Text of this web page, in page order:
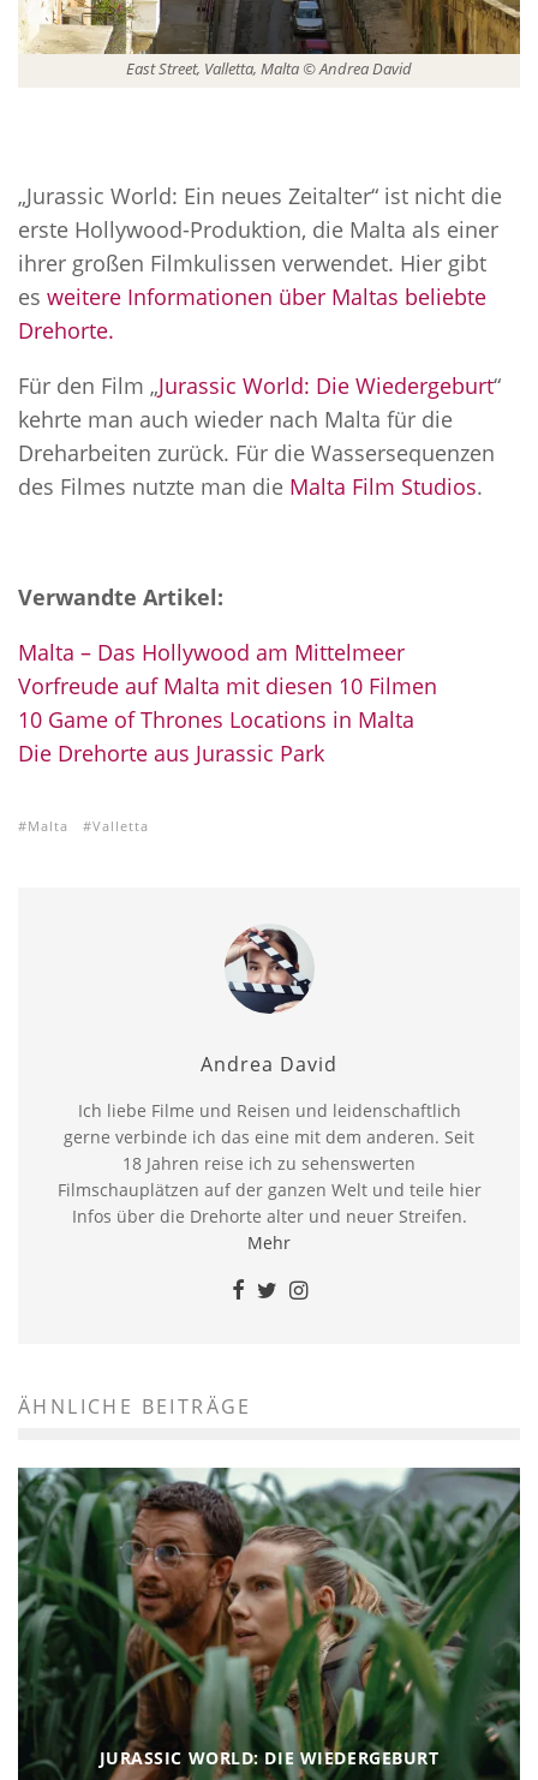
East Street, Valletta, Malta © Andrea David
„Jurassic World: Ein neues Zeitalter“ ist nicht die
erste Hollywood-Produktion, die Malta als einer
ihrer großen Filmkulissen verwendet. Hier gibt
es weitere Informationen über Maltas beliebte
Drehorte.
Für den Film „Jurassic World: Die Wiedergeburt“
kehrte man auch wieder nach Malta für die
Dreharbeiten zurück. Für die Wassersequenzen
des Filmes nutzte man die Malta Film Studios.
Verwandte Artikel:
Malta – Das Hollywood am Mittelmeer
Vorfreude auf Malta mit diesen 10 Filmen
10 Game of Thrones Locations in Malta
Die Drehorte aus Jurassic Park
Malta Valletta
Andrea David
Ich liebe Filme und Reisen und leidenschaftlich
gerne verbinde ich das eine mit dem anderen. Seit
18 Jahren reise ich zu sehenswerten
Filmschauplätzen auf der ganzen Welt und teile hier
Infos über die Drehorte alter und neuer Streifen.
Mehr
ÄHNLICHE BEITRÄGE
JURASSIC WORLD: DIE WIEDERGEBURT